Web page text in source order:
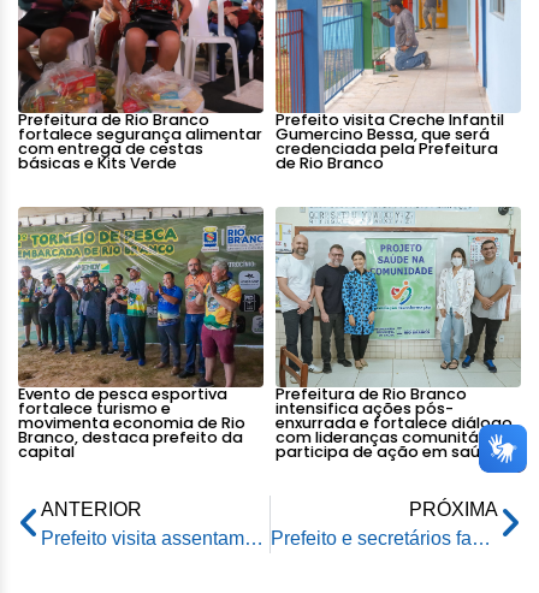
Prefeitura de Rio Branco
fortalece segurança alimentar
com entrega de cestas
básicas e Kits Verde
Prefeito visita Creche Infantil
Gumercino Bessa, que será
credenciada pela Prefeitura
de Rio Branco
Evento de pesca esportiva
fortalece turismo e
movimenta economia de Rio
Branco, destaca prefeito da
capital
Prefeitura de Rio Branco
intensifica ações pós-
enxurrada e fortalece diálogo
com lideranças comunitárias e
participa de ação em saúde
ANTERIOR
Prefeito visita assentamento Oriente beneficiado pelo Programa Ramais da Dignidade
PRÓXIMA
Prefeito e secretários fazem visita ao Projeto de Assentamento Oriente na Transacreana